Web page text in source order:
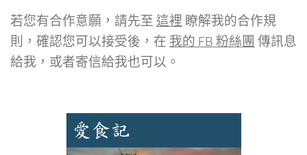
若您有合作意願，請先至 這裡 瞭解我的合作規
則，確認您可以接受後，在 我的 FB 粉絲團 傳訊息
給我，或者寄信給我也可以。